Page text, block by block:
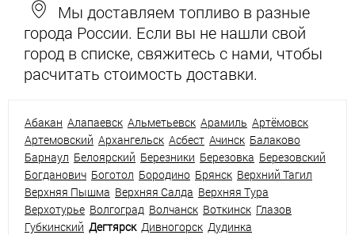
Мы доставляем топливо в разные
города России. Если вы не нашли свой
город в списке, свяжитесь с нами, чтобы
расчитать стоимость доставки.
Абакан Алапаевск Альметьевск Арамиль Артёмовск
Артемовский Архангельск Асбест Ачинск Балаково
Барнаул Белоярский Березники Березовка Березовский
Богданович Боготол Бородино Брянск Верхний Тагил
Верхняя Пышма Верхняя Салда Верхняя Тура
Верхотурье Волгоград Волчанск Воткинск Глазов
Губкинский Дегтярск Дивногорск Дудинка